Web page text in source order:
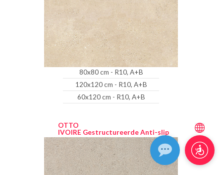
80x80 cm - R10, A+B
120x120 cm - R10, A+B
60x120 cm - R10, A+B
OTTO
IVOIRE Gestructureerde Anti-slip